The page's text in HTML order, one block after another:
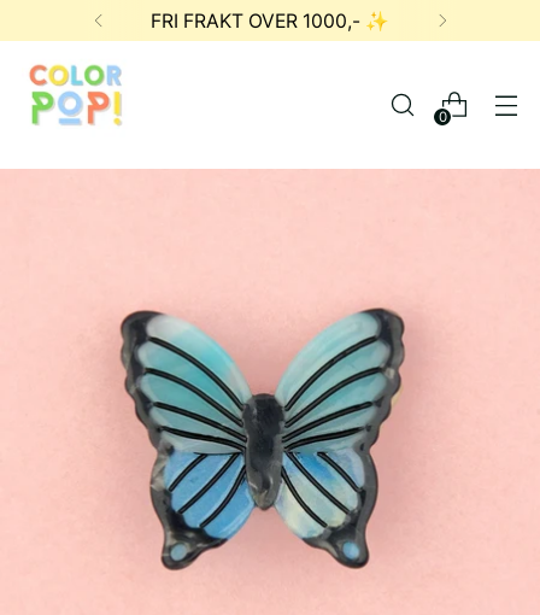
FRI FRAKT OVER 1000,- ✨
0